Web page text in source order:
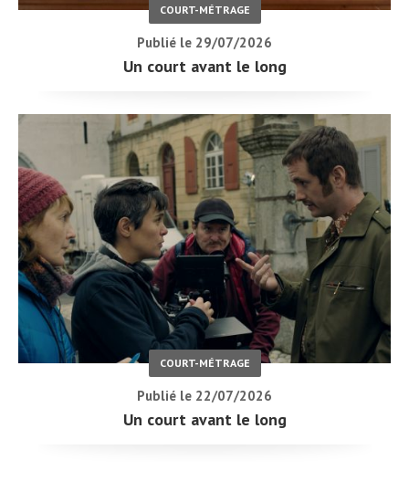
COURT-MÉTRAGE
Publié le 29/07/2026
Un court avant le long
COURT-MÉTRAGE
Publié le 22/07/2026
Un court avant le long